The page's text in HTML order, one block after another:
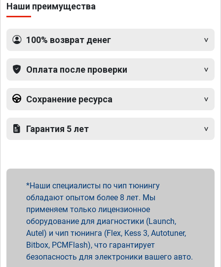
Наши преимущества
100% возврат денег
Оплата после проверки
Сохранение ресурса
Гарантия 5 лет
Наши специалисты по чип тюнингу
обладают опытом более 8 лет. Мы
применяем только лицензионное
оборудование для диагностики (Launch,
Autel) и чип тюнинга (Flex, Kess 3, Autotuner,
Bitbox, PCMFlash), что гарантирует
безопасность для электроники вашего авто.